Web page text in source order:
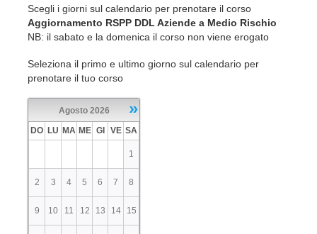
Scegli i giorni sul calendario per prenotare il corso
Aggiornamento RSPP DDL Aziende a Medio Rischio
NB: il sabato e la domenica il corso non viene erogato
Seleziona il primo e ultimo giorno sul calendario per
prenotare il tuo corso
»
Agosto 2026
DO LU MA ME GI VE SA
1
2 3 4 5 6 7 8
9 10 11 12 13 14 15